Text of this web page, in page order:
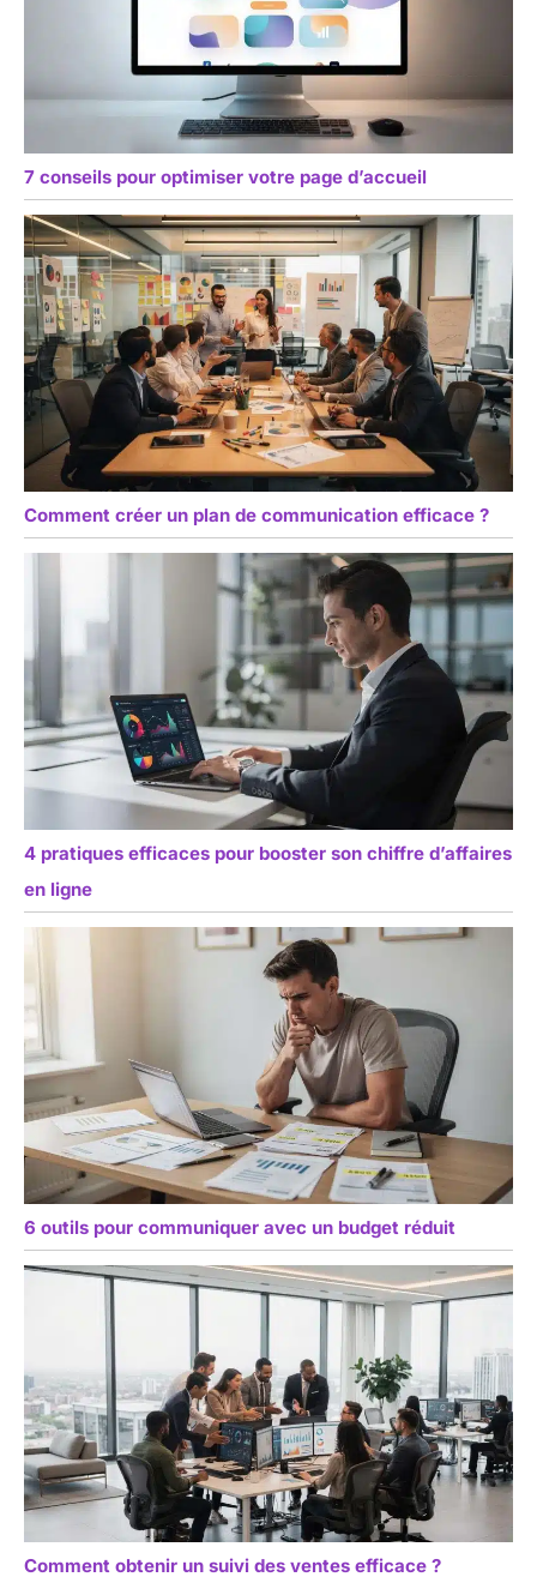
7 conseils pour optimiser votre page d’accueil
Comment créer un plan de communication efficace ?
4 pratiques efficaces pour booster son chiffre d’affaires
en ligne
6 outils pour communiquer avec un budget réduit
Comment obtenir un suivi des ventes efficace ?